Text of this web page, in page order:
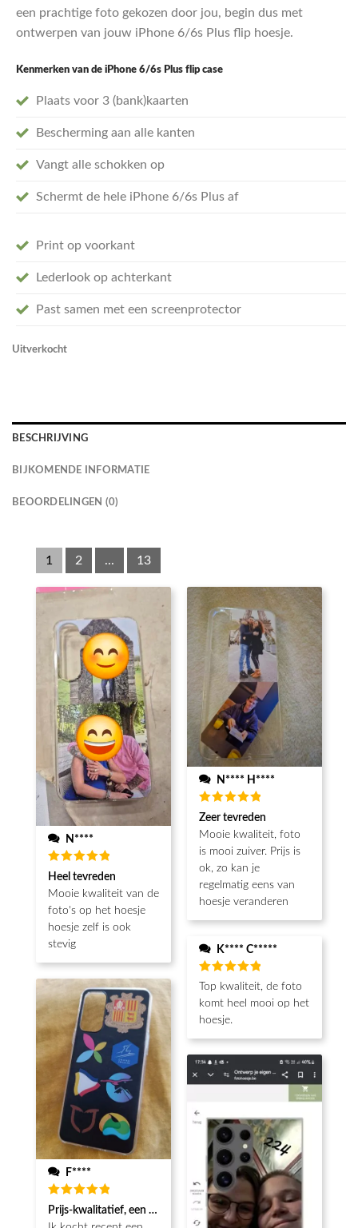
een prachtige foto gekozen door jou, begin dus met
ontwerpen van jouw iPhone 6/6s Plus flip hoesje.
Kenmerken van de iPhone 6/6s Plus flip case
Plaats voor 3 (bank)kaarten
Bescherming aan alle kanten
Vangt alle schokken op
Schermt de hele iPhone 6/6s Plus af
Print op voorkant
Lederlook op achterkant
Past samen met een screenprotector
Uitverkocht
BESCHRIJVING
BIJKOMENDE INFORMATIE
BEOORDELINGEN (0)
1 2 ... 13
N****
Beoordeeld
5van de 5
Heel tevreden
Mooie kwaliteit van de
foto's op het hoesje
hoesje zelf is ook
stevig
F****
Beoordeeld
5 van de 5
Prijs-kwalitatief, een echt koopje met mooie afwerking
N**** H****
Beoordeeld
5van de 5
Zeer tevreden
Mooie kwaliteit, foto
is mooi zuiver. Prijs is
ok, zo kan je
regelmatig eens van
hoesje veranderen
K**** C*****
Beoordeeld
van de 5
Top kwaliteit, de foto
komt heel mooi op het
hoesje.